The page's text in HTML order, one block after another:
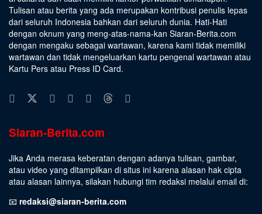
Tulisan atau berita yang ada merupakan kontribusi penulis lepas
dari seluruh Indonesia bahkan dari seluruh dunia. Hati-Hati
dengan oknum yang meng-atas-nama-kan Siaran-Berita.com
dengan mengaku sebagai wartawan, karena kami tidak memiliki
wartawan dan tidak mengeluarkan kartu pengenal wartawan atau
Kartu Pers atau Press ID Card.
Siaran-Berita.com
Jika Anda merasa keberatan dengan adanya tulisan, gambar,
atau video yang ditampilkan di situs ini karena alasan hak cipta
atau alasan lainnya, silakan hubungi tim redaksi melalui email di:
📧 redaksi@siaran-berita.com